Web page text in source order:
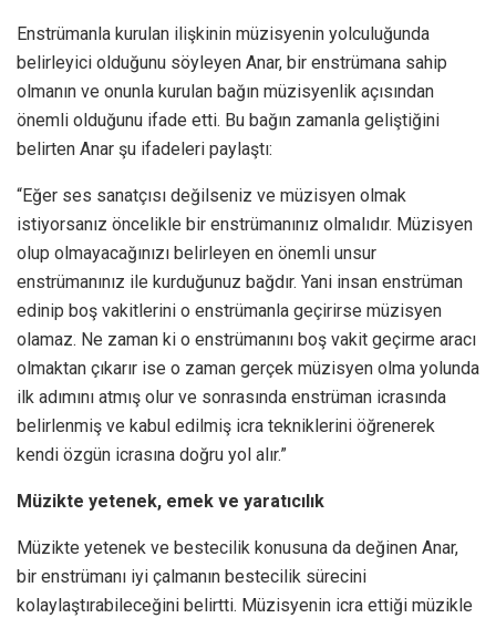
Enstrümanla kurulan ilişkinin müzisyenin yolculuğunda
belirleyici olduğunu söyleyen Anar, bir enstrümana sahip
olmanın ve onunla kurulan bağın müzisyenlik açısından
önemli olduğunu ifade etti. Bu bağın zamanla geliştiğini
belirten Anar şu ifadeleri paylaştı:
“Eğer ses sanatçısı değilseniz ve müzisyen olmak
istiyorsanız öncelikle bir enstrümanınız olmalıdır. Müzisyen
olup olmayacağınızı belirleyen en önemli unsur
enstrümanınız ile kurduğunuz bağdır. Yani insan enstrüman
edinip boş vakitlerini o enstrümanla geçirirse müzisyen
olamaz. Ne zaman ki o enstrümanını boş vakit geçirme aracı
olmaktan çıkarır ise o zaman gerçek müzisyen olma yolunda
ilk adımını atmış olur ve sonrasında enstrüman icrasında
belirlenmiş ve kabul edilmiş icra tekniklerini öğrenerek
kendi özgün icrasına doğru yol alır.”
Müzikte yetenek, emek ve yaratıcılık
Müzikte yetenek ve bestecilik konusuna da değinen Anar,
bir enstrümanı iyi çalmanın bestecilik sürecini
kolaylaştırabileceğini belirtti. Müzisyenin icra ettiği müzikle